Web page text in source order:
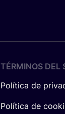
TÉRMINOS DEL
Política de
Política de